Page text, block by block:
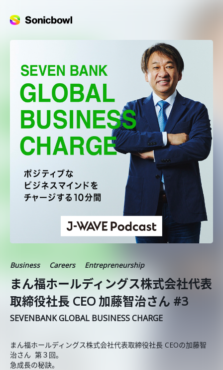
Business Careers Entrepreneurship
まん福ホールディングス株式会社代表
取締役社長 CEO 加藤智治さん #3
SEVENBANK GLOBAL BUSINESS CHARGE
まん福ホールディングス株式会社代表取締役社長 CEOの加藤智
治さん 第３回。
急成長の秘訣。